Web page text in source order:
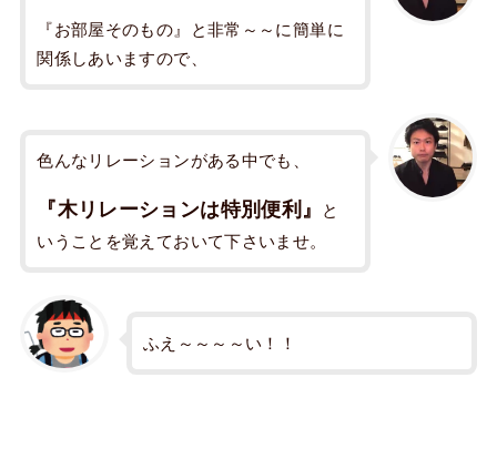
『お部屋そのもの』と非常～～に簡単に
関係しあいますので、
色んなリレーションがある中でも、
『木リレーションは特別便利』
と
いうことを覚えておいて下さいませ。
ふえ～～～～い！！